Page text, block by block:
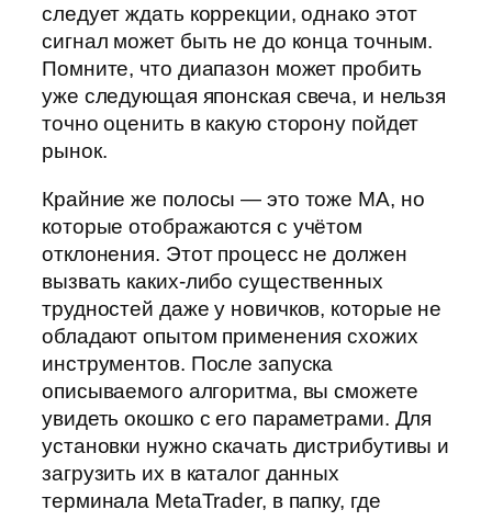
следует ждать коррекции, однако этот
сигнал может быть не до конца точным.
Помните, что диапазон может пробить
уже следующая японская свеча, и нельзя
точно оценить в какую сторону пойдет
рынок.
Крайние же полосы — это тоже MA, но
которые отображаются с учётом
отклонения. Этот процесс не должен
вызвать каких-либо существенных
трудностей даже у новичков, которые не
обладают опытом применения схожих
инструментов. После запуска
описываемого алгоритма, вы сможете
увидеть окошко с его параметрами. Для
установки нужно скачать дистрибутивы и
загрузить их в каталог данных
терминала MetaTrader, в папку, где